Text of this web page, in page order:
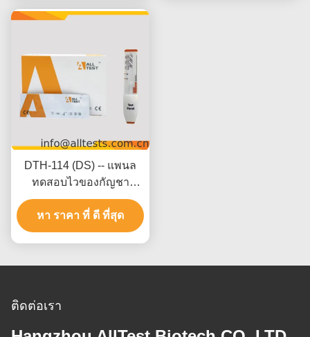
DTH-114 (DS) -- แพนล
ทดสอบไวของกัญชา
(THC) (ปัสสาวะ)
หา ราคา ที่ ดี ที่สุด
ติดต่อเรา